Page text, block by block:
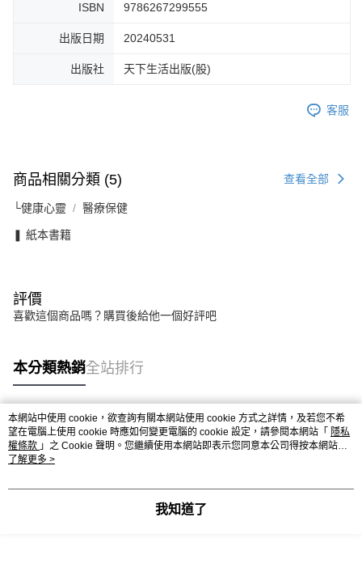
ISBN 9786267299555
出版日期 20240531
出版社 天下生活出版(股)
客服
商品相關分類 (5) 查看全部
└健康心靈 醫療保健
❚ 紙本書籍
評價
喜歡這個商品嗎？購買後給他一個好評吧
本分類熱銷全站排行
熱門標籤
本網站中使用 cookie，欲查詢有關本網站使用 cookie 方式之詳情，及若您不希
望在電腦上使用 cookie 時應如何變更電腦的 cookie 設定，請參閱本網站「 隱私
權條款 」之 Cookie 聲明。您繼續使用本網站即表示您同意本公司得按本網站使
用條款之 Cookie 聲明使用 cookie。
了解更多 >
我知道了